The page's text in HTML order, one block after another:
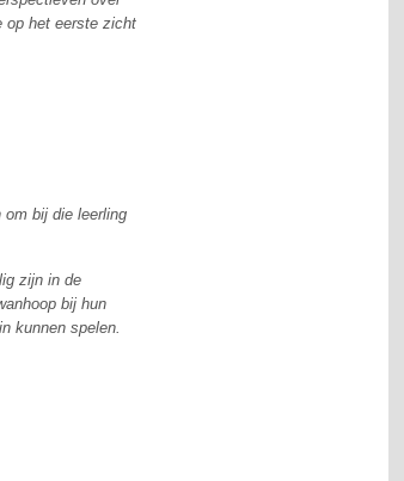
op het eerste zicht
om bij die leerling
zijn in de
bij hun
kunnen spelen.